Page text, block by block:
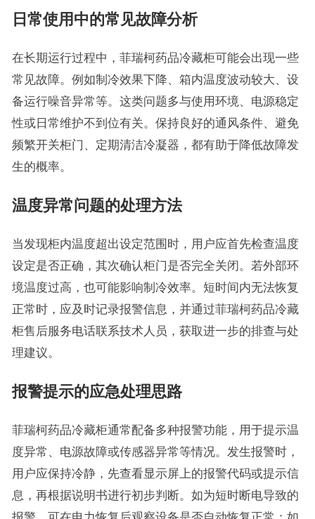
日常使用中的常见故障分析
在长期运行过程中，菲瑞柯药品冷藏柜可能会出现一些
常见故障。例如制冷效果下降、箱内温度波动较大、设
备运行噪音异常等。这类问题多与使用环境、电源稳定
性或日常维护不到位有关。保持良好的通风条件、避免
频繁开关柜门、定期清洁冷凝器，都有助于降低故障发
生的概率。
温度异常问题的处理方法
当发现柜内温度超出设定范围时，用户应首先检查温度
设定是否正确，其次确认柜门是否完全关闭。若外部环
境温度过高，也可能影响制冷效率。短时间内无法恢复
正常时，应及时记录报警信息，并通过菲瑞柯药品冷藏
柜售后服务电话联系技术人员，获取进一步的排查与处
理建议。
报警提示的应急处理思路
菲瑞柯药品冷藏柜通常配备多种报警功能，用于提示温
度异常、电源故障或传感器异常等情况。发生报警时，
用户应保持冷静，先查看显示屏上的报警代码或提示信
息，再根据说明书进行初步判断。如为短时断电导致的